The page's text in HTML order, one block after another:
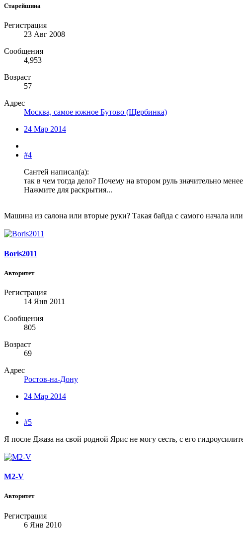
Старейшина
Регистрация
23 Авг 2008
Сообщения
4,953
Возраст
57
Адрес
Москва, самое южное Бутово (Щербинка)
24 Мар 2014
#4
Сантей написал(а):
так в чем тогда дело? Почему на втором руль значительно
Нажмите для раскрытия...
Машина из салона или вторые руки? Такая байда с самого начала или
Boris2011
Авторитет
Регистрация
14 Янв 2011
Сообщения
805
Возраст
69
Адрес
Ростов-на-Дону
24 Мар 2014
#5
Я после Джаза на свой родной Ярис не могу сесть, с его
M2-V
Авторитет
Регистрация
6 Янв 2010